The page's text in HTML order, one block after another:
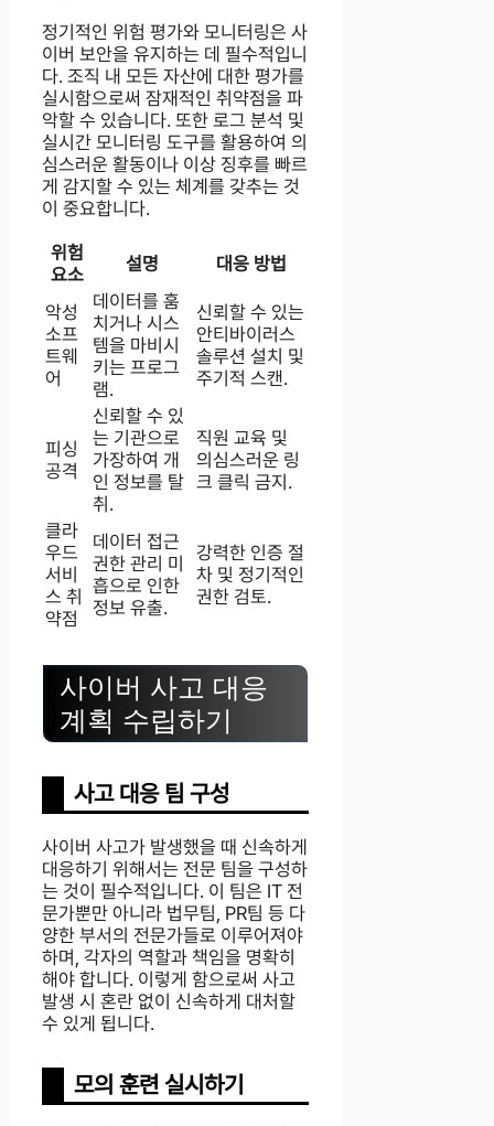
정기적인 위험 평가와 모니터링은 사
이버 보안을 유지하는 데 필수적입니
다. 조직 내 모든 자산에 대한 평가를
실시함으로써 잠재적인 취약점을 파
악할 수 있습니다. 또한 로그 분석 및
실시간 모니터링 도구를 활용하여 의
심스러운 활동이나 이상 징후를 빠르
게 감지할 수 있는 체계를 갖추는 것
이 중요합니다.
위험
요소
설명 대응 방법
악성
소프
트웨
어
데이터를 훔
치거나 시스
템을 마비시
키는 프로그
램.
신뢰할 수 있는
안티바이러스
솔루션 설치 및
주기적 스캔.
피싱
공격
신뢰할 수 있
는 기관으로
가장하여 개
인 정보를 탈
취.
직원 교육 및
의심스러운 링
크 클릭 금지.
클라
우드
서비
스 취
약점
데이터 접근
권한 관리 미
흡으로 인한
정보 유출.
강력한 인증 절
차 및 정기적인
권한 검토.
사이버 사고 대응
계획 수립하기
사고 대응 팀 구성
사이버 사고가 발생했을 때 신속하게
대응하기 위해서는 전문 팀을 구성하
는 것이 필수적입니다. 이 팀은 IT 전
문가뿐만 아니라 법무팀, PR팀 등 다
양한 부서의 전문가들로 이루어져야
하며, 각자의 역할과 책임을 명확히
해야 합니다. 이렇게 함으로써 사고
발생 시 혼란 없이 신속하게 대처할
수 있게 됩니다.
모의 훈련 실시하기